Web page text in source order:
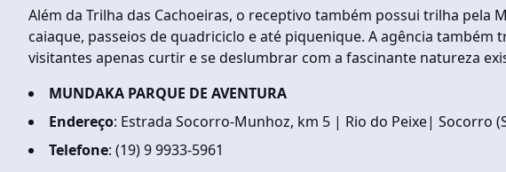
Além da Trilha das Cachoeiras, o receptivo também possui trilha pela
caiaque, passeios de quadriciclo e até piquenique. A agência também
visitantes apenas curtir e se deslumbrar com a fascinante natureza
MUNDAKA PARQUE DE AVENTURA
Endereço: Estrada Socorro-Munhoz, km 5 | Rio do Peixe| Socorro
Telefone: (19) 9 9933-5961